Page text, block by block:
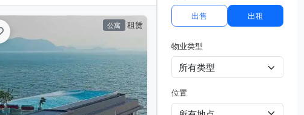
公寓 租赁
出售
出租
物业类型
位置